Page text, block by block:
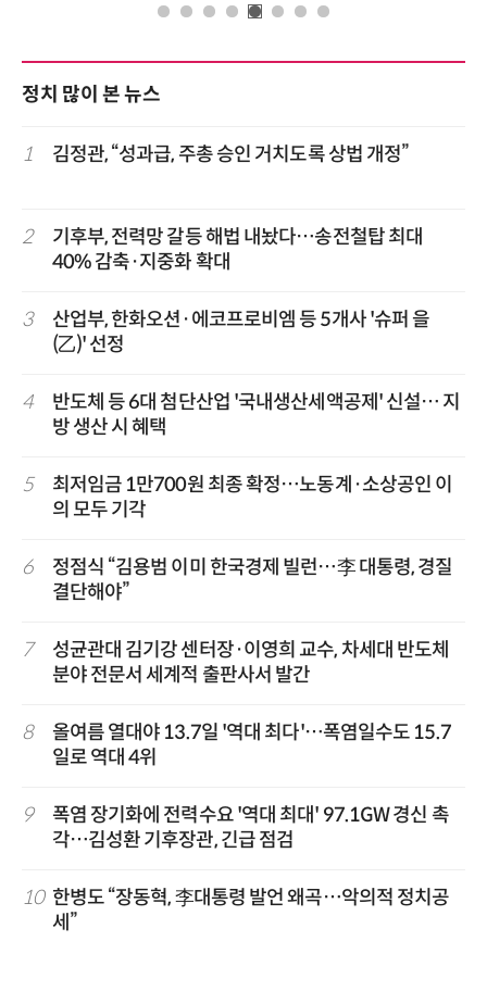
정치 많이 본 뉴스
1 김정관, “성과급, 주총 승인 거치도록 상법 개정”
2
기후부, 전력망 갈등 해법 내놨다…송전철탑 최대
40% 감축·지중화 확대
3
산업부, 한화오션·에코프로비엠 등 5개사 '슈퍼 을
(乙)' 선정
4
반도체 등 6대 첨단산업 '국내생산세액공제' 신설… 지
방 생산 시 혜택
5
최저임금 1만700원 최종 확정…노동계·소상공인 이
의 모두 기각
6
정점식 “김용범 이미 한국경제 빌런…李 대통령, 경질
결단해야”
7
성균관대 김기강 센터장·이영희 교수, 차세대 반도체
분야 전문서 세계적 출판사서 발간
8
올여름 열대야 13.7일 '역대 최다'…폭염일수도 15.7
일로 역대 4위
9
폭염 장기화에 전력수요 '역대 최대' 97.1GW 경신 촉
각…김성환 기후장관, 긴급 점검
10 한병도 “장동혁, 李대통령 발언 왜곡…악의적 정치공
세”